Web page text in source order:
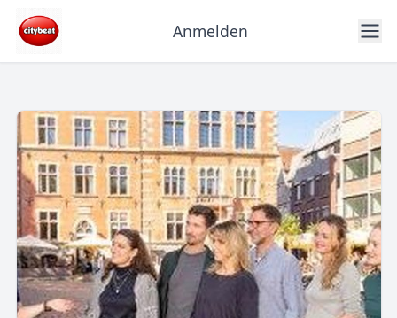
Anmelden